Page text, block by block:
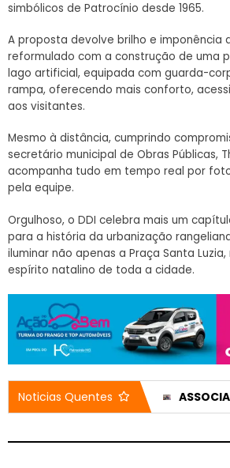
simbólicos de Patrocínio desde 1965.
A proposta devolve brilho e imponência
reformulado com a construção de uma
lago artificial, equipada com guarda-
rampa, oferecendo mais conforto,
aos visitantes.
Mesmo à distância, cumprindo
secretário municipal de Obras Públicas,
acompanha tudo em tempo real por
pela equipe.
Orgulhoso, o DDI celebra mais um
para a história da urbanização
iluminar não apenas a Praça Santa
espírito natalino de toda a cidade.
Noticias Quentes